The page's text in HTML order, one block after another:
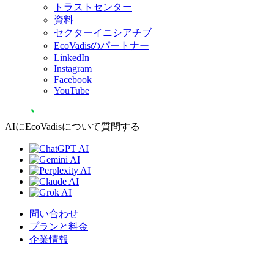
トラストセンター
資料
セクターイニシアチブ
EcoVadisのパートナー
LinkedIn
Instagram
Facebook
YouTube
AIにEcoVadisについて質問する
問い合わせ
プランと料金
企業情報